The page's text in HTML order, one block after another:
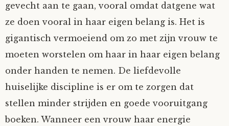
gevecht aan te gaan, vooral omdat datgene wat
ze doen vooral in haar eigen belang is. Het is
gigantisch vermoeiend om zo met zijn vrouw te
moeten worstelen om haar in haar eigen belang
onder handen te nemen. De liefdevolle
huiselijke discipline is er om te zorgen dat
stellen minder strijden en goede vooruitgang
boeken. Wanneer een vrouw haar energie